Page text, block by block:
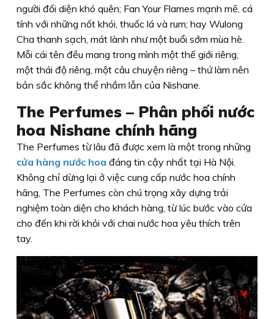
người đối diện khó quên; Fan Your Flames mạnh mẽ, cá
tính với những nốt khói, thuốc lá và rum; hay Wulong
Cha thanh sạch, mát lành như một buổi sớm mùa hè.
Mỗi cái tên đều mang trong mình một thế giới riêng,
một thái độ riêng, một câu chuyện riêng – thứ làm nên
bản sắc không thể nhầm lẫn của Nishane.
The Perfumes – Phân phối nước
hoa Nishane chính hãng
The Perfumes từ lâu đã được xem là một trong những
cửa hàng nước hoa đáng tin cậy nhất tại Hà Nội.
Không chỉ dừng lại ở việc cung cấp nước hoa chính
hãng, The Perfumes còn chú trọng xây dựng trải
nghiệm toàn diện cho khách hàng, từ lúc bước vào cửa
cho đến khi rời khỏi với chai nước hoa yêu thích trên
tay.